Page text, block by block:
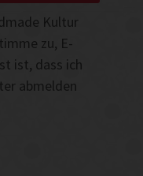
Kultur
zu, E-
ist, dass ich
abmelden